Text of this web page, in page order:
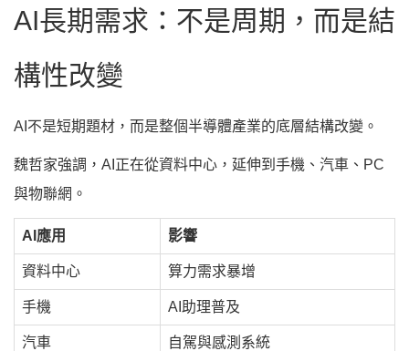
AI長期需求：不是周期，而是結
構性改變
AI不是短期題材，而是整個半導體產業的底層結構改變。
魏哲家強調，AI正在從資料中心，延伸到手機、汽車、PC
與物聯網。
AI應用 影響
資料中心 算力需求暴增
手機 AI助理普及
汽車 自駕與感測系統